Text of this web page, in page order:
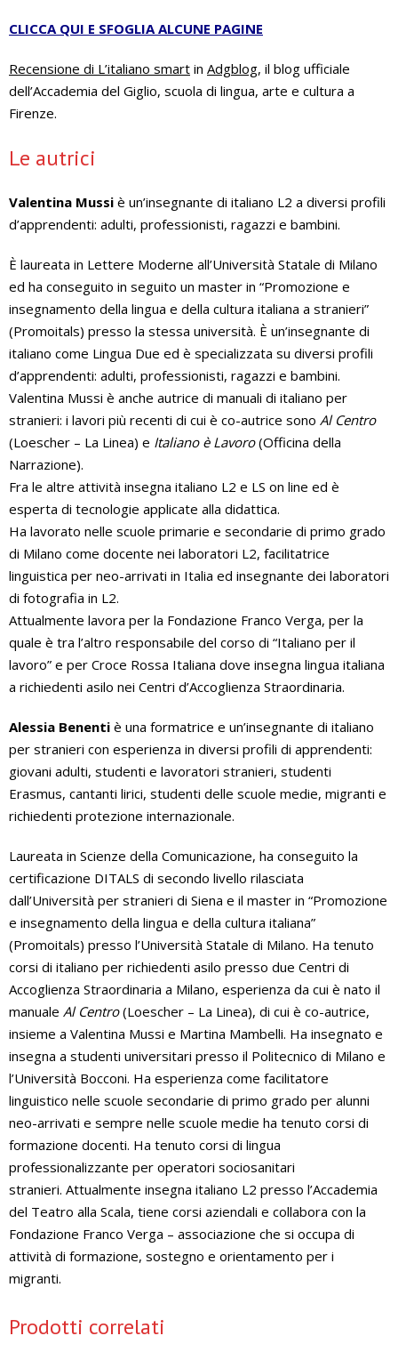
CLICCA QUI E SFOGLIA ALCUNE PAGINE
Recensione di L’italiano smart in Adgblog, il blog ufficiale
dell’Accademia del Giglio, scuola di lingua, arte e cultura a
Firenze.
Le autrici
Valentina Mussi è un’insegnante di italiano L2 a diversi profili
d’apprendenti: adulti, professionisti, ragazzi e bambini.
È laureata in Lettere Moderne all’Università Statale di Milano
ed ha conseguito in seguito un master in “Promozione e
insegnamento della lingua e della cultura italiana a stranieri”
(Promoitals) presso la stessa università. È un’insegnante di
italiano come Lingua Due ed è specializzata su diversi profili
d’apprendenti: adulti, professionisti, ragazzi e bambini.
Valentina Mussi è anche autrice di manuali di italiano per
stranieri: i lavori più recenti di cui è co-autrice sono Al Centro
(Loescher – La Linea) e Italiano è Lavoro(Officina della
Narrazione).
Fra le altre attività insegna italiano L2 e LS on line ed è
esperta di tecnologie applicate alla didattica.
Ha lavorato nelle scuole primarie e secondarie di primo grado
di Milano come docente nei laboratori L2, facilitatrice
linguistica per neo-arrivati in Italia ed insegnante dei laboratori
di fotografia in L2.
Attualmente lavora per la Fondazione Franco Verga, per la
quale è tra l’altro responsabile del corso di “Italiano per il
lavoro” e per Croce Rossa Italiana dove insegna lingua italiana
a richiedenti asilo nei Centri d’Accoglienza Straordinaria.
Alessia Benenti è una formatrice e un’insegnante di italiano
per stranieri con esperienza in diversi profili di apprendenti:
giovani adulti, studenti e lavoratori stranieri, studenti
Erasmus, cantanti lirici, studenti delle scuole medie, migranti e
richiedenti protezione internazionale.
Laureata in Scienze della Comunicazione, ha conseguito la
certificazione DITALS di secondo livello rilasciata
dall’Università per stranieri di Siena e il master in “Promozione
e insegnamento della lingua e della cultura italiana”
(Promoitals) presso l’Università Statale di Milano. Ha tenuto
corsi di italiano per richiedenti asilo presso due Centri di
Accoglienza Straordinaria a Milano, esperienza da cui è nato il
manuale Al Centro(Loescher – La Linea), di cui è co-autrice,
insieme a Valentina Mussi e Martina Mambelli. Ha insegnato e
insegna a studenti universitari presso il Politecnico di Milano e
l’Università Bocconi. Ha esperienza come facilitatore
linguistico nelle scuole secondarie di primo grado per alunni
neo-arrivati e sempre nelle scuole medie ha tenuto corsi di
formazione docenti. Ha tenuto corsi di lingua
professionalizzante per operatori sociosanitari
stranieri. Attualmente insegna italiano L2 presso l’Accademia
del Teatro alla Scala, tiene corsi aziendali e collabora con la
Fondazione Franco Verga – associazione che si occupa di
attività di formazione, sostegno e orientamento per i
migranti.
Prodotti correlati